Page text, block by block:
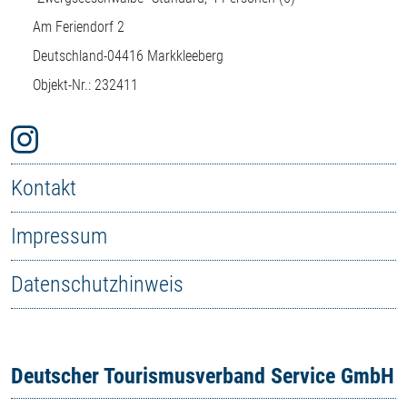
Am Feriendorf 2
Deutschland-04416 Markkleeberg
Objekt-Nr.: 232411
Deutscher Tourismusverband Service GmbH
Kontakt
Impressum
Datenschutzhinweis